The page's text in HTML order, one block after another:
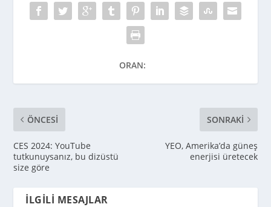
ORAN:
ÖNCESI
CES 2024: YouTube
tutkunuysanız, bu dizüstü
size göre
SONRAKI
YEO, Amerika’da güneş
enerjisi üretecek
İLGILI MESAJLAR